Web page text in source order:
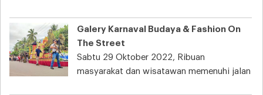
Galery Karnaval Budaya & Fashion On
The Street
Sabtu 29 Oktober 2022, Ribuan
masyarakat dan wisatawan memenuhi jalan